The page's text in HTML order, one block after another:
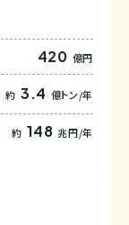
420 億円
約 3.4 億トン/年
約 148 兆円/年